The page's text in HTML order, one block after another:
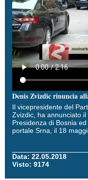
Denis Zvizdic rinuncia
Il vicepresidente del
Zvizdic, ha annunciato
Presidenza di Bosnia
portale Srna, il 18
Data: 22.05.2018
Visto: 9174